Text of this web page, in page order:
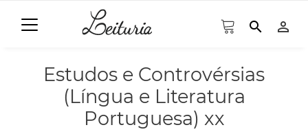
search person_outline
Estudos e Controvérsias
(Língua e Literatura
Portuguesa) xx